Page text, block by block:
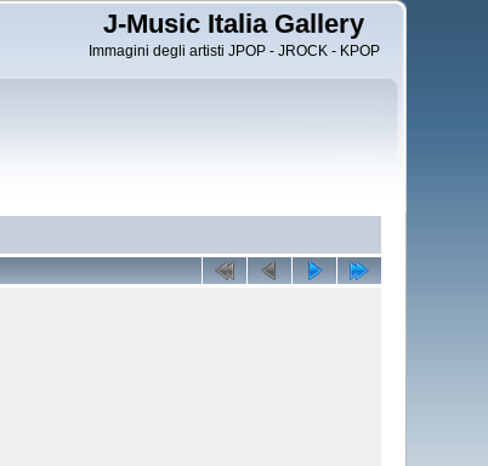
J-Music Italia Gallery
Immagini degli artisti JPOP - JROCK - KPOP